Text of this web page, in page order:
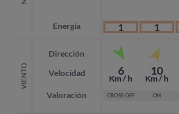
Energía
VIENTO
Dirección
Velocidad
Valoración
1
6
Km / h
CROSS OFF
1
10
Km / h
ON